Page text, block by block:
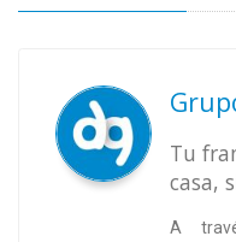
Tu
casa,
A